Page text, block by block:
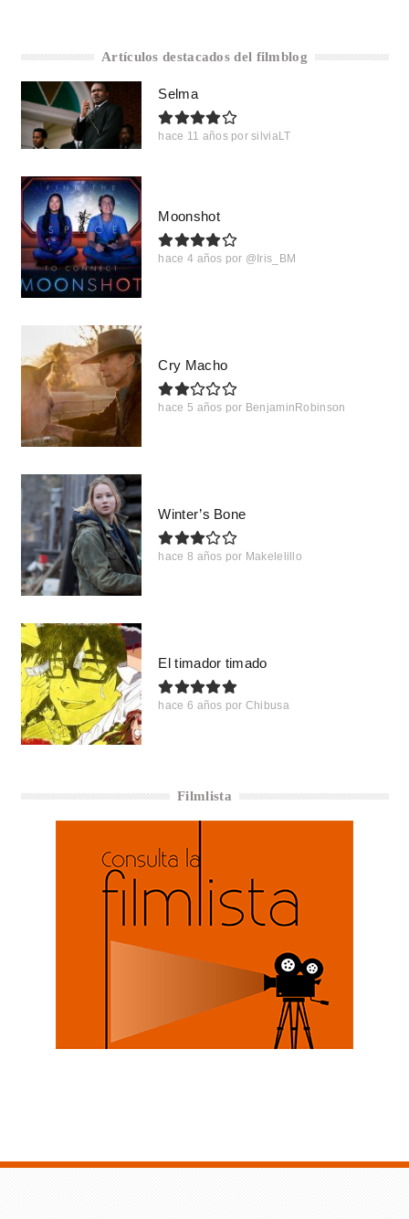
Artículos destacados del filmblog
Selma
hace 11 años por silviaLT
Moonshot
hace 4 años por @Iris_BM
Cry Macho
hace 5 años por BenjaminRobinson
Winter’s Bone
hace 8 años por Makelelillo
El timador timado
hace 6 años por Chibusa
Filmlista